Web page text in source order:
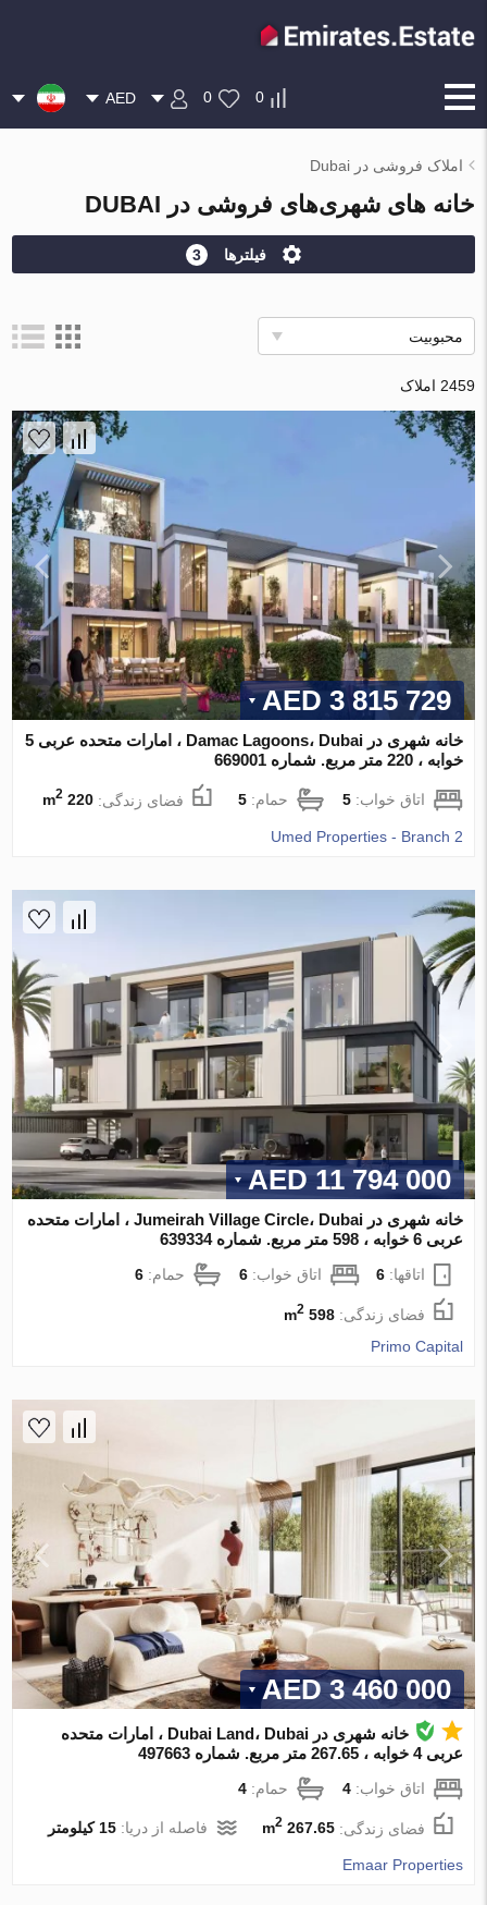
0
0
AED
املاک فروشی در Dubai
خانه های شهری‌های فروشی در DUBAI
فیلترها 3
محبوبیت
2459 املاک
3 815 729 AED
خانه شهری در Damac Lagoons، Dubai ، امارات متحده عربی 5
خوابه ، 220 متر مربع. شماره 669001
اتاق خواب:5 حمام:5 فضای زندگی:220 m
2
Umed Properties - Branch 2
11 794 000 AED
خانه شهری در Jumeirah Village Circle، Dubai ، امارات متحده
عربی 6 خوابه ، 598 متر مربع. شماره 639334
اتاقها:6 اتاق خواب:6 حمام:6
فضای زندگی:598 m
2
Primo Capital
3 460 000 AED
خانه شهری در Dubai Land، Dubai ، امارات متحده
عربی 4 خوابه ، 267.65 متر مربع. شماره 497663
اتاق خواب:4 حمام:4
فضای زندگی:267.65 m
2 فاصله از دریا:15 کیلومتر
Emaar Properties